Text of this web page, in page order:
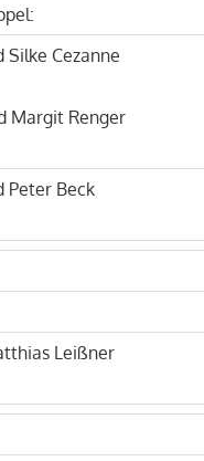
Silke Cezanne
Margit Renger
Peter Beck
Leißner